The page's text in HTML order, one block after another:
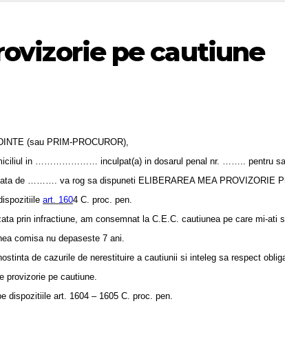
pe cautiune
(sau PRIM-PROCUROR),
in ………………… inculpat(a) in dosarul penal nr. …….. pentru
de ………. va rog sa dispuneti ELIBERAREA MEA PROVIZORIE
art. 1604 C. proc. pen.
prin infractiune, am consemnat la C.E.C. cautiunea pe care mi-ati
comisa nu depaseste 7 ani.
de cazurile de nerestituire a cautiunii si inteleg sa respect
provizorie pe cautiune.
dispozitiile art. 1604 – 1605 C. proc. pen.